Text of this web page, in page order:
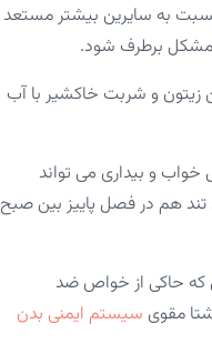
به سایرین بیشتر مستعد
مشکل برطرف شود.
زیتون و شربت خاکشیر با آب
و بیداری می‌ تواند
تند هم در فصل پاییز بین صبح
که حاکی از خواص ضد
مقوی سیستم ایمنی بدن